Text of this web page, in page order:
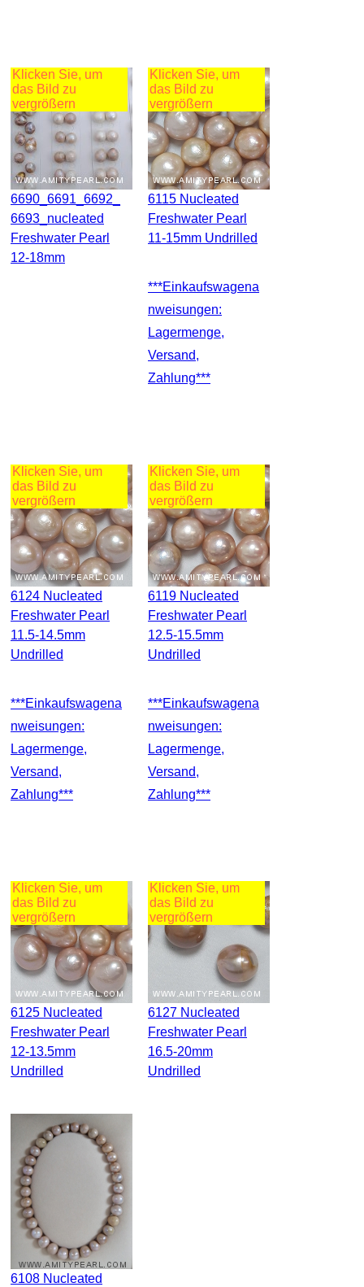
Klicken Sie, um
das Bild zu
vergrößern
6690_6691_6692_
6693_nucleated
Freshwater Pearl
12-18mm
Klicken Sie, um
das Bild zu
vergrößern
6115 Nucleated
Freshwater Pearl
11-15mm Undrilled
***Einkaufswagena
Nweisungen:
Lagermenge,
Versand,
Zahlung***
Klicken Sie, um
das Bild zu
vergrößern
6124 Nucleated
Freshwater Pearl
11.5-14.5mm
Undrilled
***Einkaufswagena
Nweisungen:
Lagermenge,
Versand,
Zahlung***
Klicken Sie, um
das Bild zu
vergrößern
6119 Nucleated
Freshwater Pearl
12.5-15.5mm
Undrilled
***Einkaufswagena
Nweisungen:
Lagermenge,
Versand,
Zahlung***
Klicken Sie, um
das Bild zu
vergrößern
6125 Nucleated
Freshwater Pearl
12-13.5mm
Undrilled
Klicken Sie, um
das Bild zu
vergrößern
6127 Nucleated
Freshwater Pearl
16.5-20mm
Undrilled
6108 Nucleated